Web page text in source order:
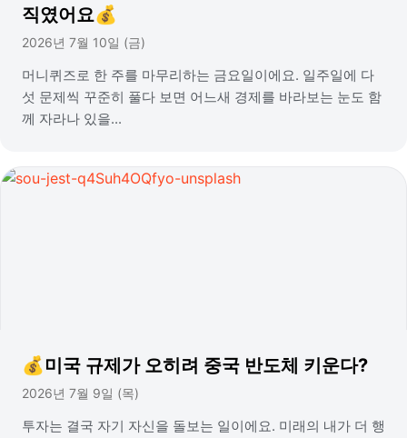
직였어요💰
2026년 7월 10일 (금)
머니퀴즈로 한 주를 마무리하는 금요일이에요. 일주일에 다
섯 문제씩 꾸준히 풀다 보면 어느새 경제를 바라보는 눈도 함
께 자라나 있을...
💰미국 규제가 오히려 중국 반도체 키운다?
2026년 7월 9일 (목)
투자는 결국 자기 자신을 돌보는 일이에요. 미래의 내가 더 행